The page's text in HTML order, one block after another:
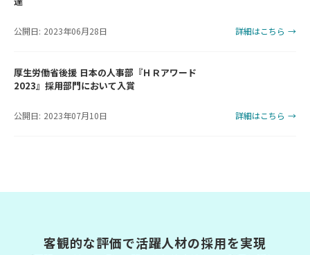
公開日: 2023年06月28日 詳細はこちら →
厚生労働省後援 日本の人事部『ＨＲアワード
2023』採用部門において入賞
公開日: 2023年07月10日 詳細はこちら →
客観的な評価で活躍人材の採用を実現